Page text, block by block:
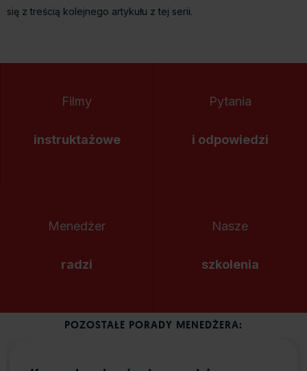
się z treścią kolejnego artykułu z tej serii.
Filmy
instruktażowe
Pytania
i odpowiedzi
Menedżer
radzi
Nasze
szkolenia
POZOSTAŁE PORADY MENEDŻERA: